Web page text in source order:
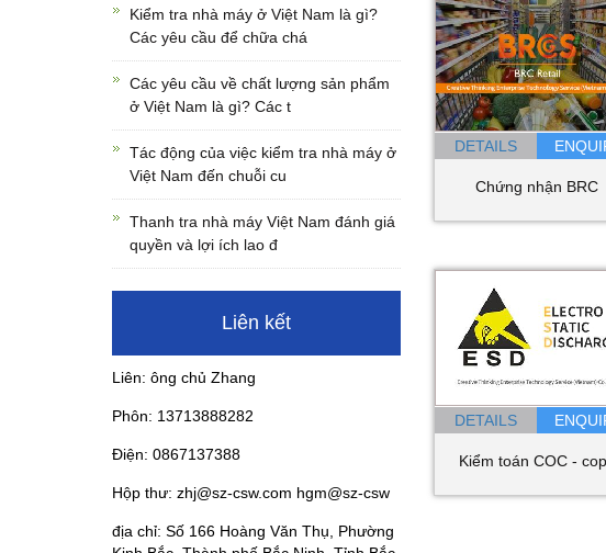
DETAILS
Chứng nhận BRC
DETAILS
Kiểm toán COC -
Kiểm tra nhà máy ở Việt Nam là gì?
Các yêu cầu để chữa chá
Các yêu cầu về chất lượng sản phẩm
ở Việt Nam là gì? Các t
Tác động của việc kiểm tra nhà máy ở
Việt Nam đến chuỗi cu
Thanh tra nhà máy Việt Nam đánh giá
quyền và lợi ích lao đ
Liên kết
Liên: ông chủ Zhang
Phôn: 13713888282
Điện: 0867137388
Hộp thư: zhj@sz-csw.com hgm@sz-csw
địa chỉ: Số 166 Hoàng Văn Thụ, Phường